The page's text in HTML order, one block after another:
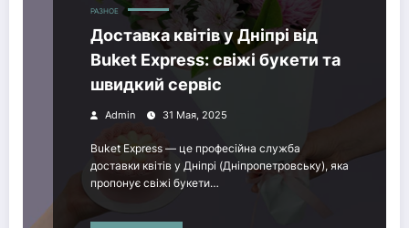
РАЗНОЕ
Доставка квітів у Дніпрі від
Buket Express: свіжі букети та
швидкий сервіс
Admin 31 Мая, 2025
Buket Express — це професійна служба
доставки квітів у Дніпрі (Дніпропетровську), яка
пропонує свіжі букети…